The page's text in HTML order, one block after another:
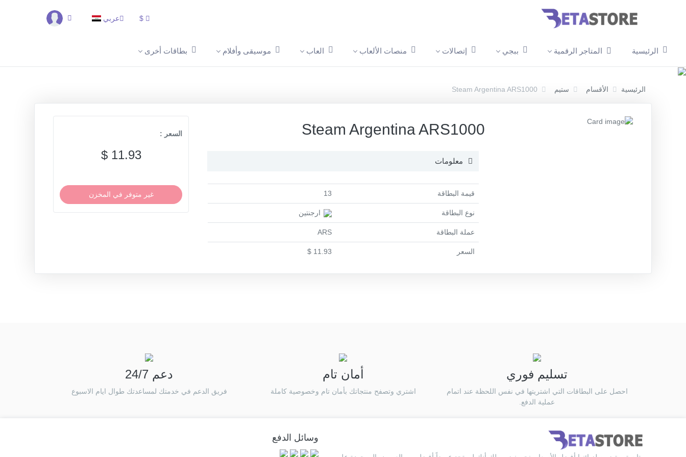
$ عربي
الرئيسية المتاجر الرقمية ببجي إتصالات منصات الألعاب العاب موسيقى وأفلام بطاقات أخرى
الرئيسية الأقسام ستيم Steam Argentina ARS1000
Steam Argentina ARS1000
معلومات
قيمة البطاقة 13
نوع البطاقة ارجنتين
عملة البطاقة ARS
السعر 11.93 $
السعر :
11.93 $
غير متوفر في المخزن
تسليم فوري
احصل على البطاقات التي اشتريتها في نفس اللحظة عند اتمام
عملية الدفع.
أمان تام
اشتري وتصفح منتجاتك بأمان تام وخصوصية كاملة
دعم 24/7
فريق الدعم في خدمتك لمساعدتك طوال ايام الاسبوع
وسائل الدفع